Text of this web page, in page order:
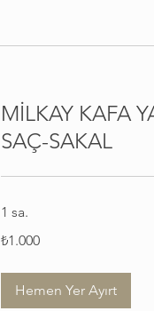
MİLKAY KAFA
SAÇ-SAKAL
1 sa.
Türk
₺1.000
Hemen Yer Ayırt